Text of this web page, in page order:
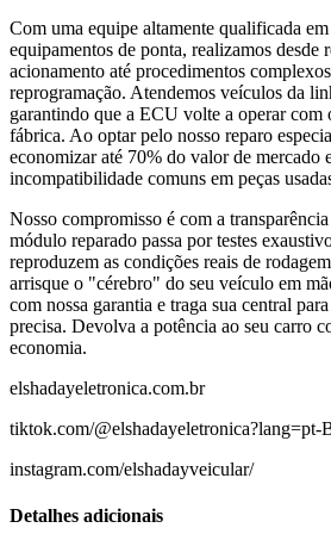
Com uma equipe altamente qualificada
equipamentos de ponta, realizamos desde
acionamento até procedimentos
reprogramação. Atendemos veículos da
garantindo que a ECU volte a operar com
fábrica. Ao optar pelo nosso reparo
economizar até 70% do valor de mercado
incompatibilidade comuns em peças
Nosso compromisso é com a
módulo reparado passa por testes
reproduzem as condições reais de
arrisque o "cérebro" do seu veículo em
com nossa garantia e traga sua central
precisa. Devolva a potência ao seu carro
economia.
elshadayeletronica.com.br
tiktok.com/@elshadayeletronica?lang=pt-
instagram.com/elshadayveicular/
Detalhes adicionais